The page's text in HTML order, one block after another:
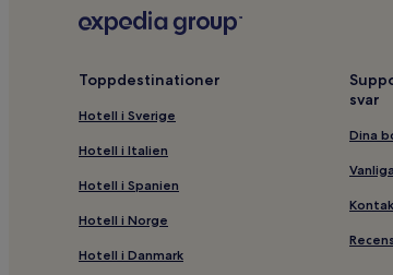
Hotell med kök i närheten av
Familjehotell i Stockholm
Hbtqia-Vänliga hotell i närheten av
Hotell i närheten av Karolinska
Hotell med gratis frukost i närheten av
Toppdestinationer
Hotell i Sverige
Hotell i Italien
Hotell i Spanien
Hotell i Norge
Hotell i Danmark
svar
Dina